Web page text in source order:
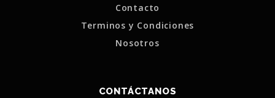
Contacto
Terminos y Condiciones
Nosotros
CONTÁCTANOS